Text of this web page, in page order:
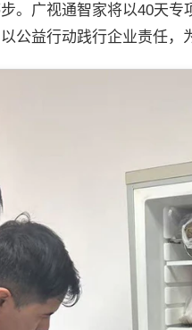
。广视通智家将以40天
公益行动践行企业责任